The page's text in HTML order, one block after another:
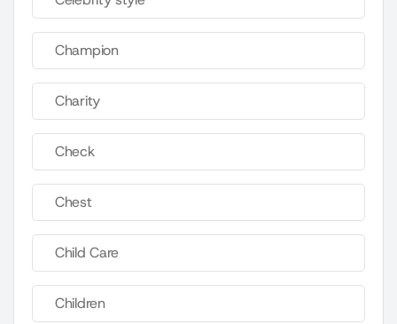
Champion
Charity
Check
Chest
Child Care
Children